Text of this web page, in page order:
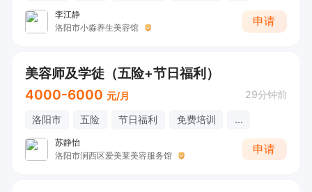
李江静
洛阳市小淼养生美容馆
申请
美容师及学徒（五险+节日福利）
4000-6000 元/月 29分钟前
洛阳市 五险 节日福利 免费培训 ...
苏静怡
洛阳市涧西区爱美莱美容服务馆
申请